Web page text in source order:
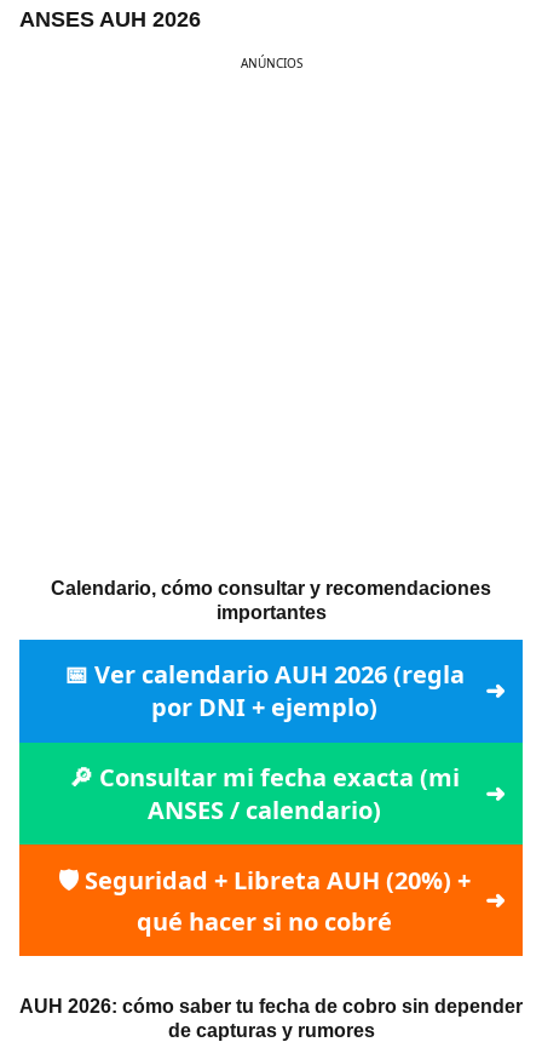
ANSES AUH 2026
ANÚNCIOS
Calendario, cómo consultar y recomendaciones
importantes
📅 Ver calendario AUH 2026 (regla
por DNI + ejemplo)
🔎 Consultar mi fecha exacta (mi
ANSES / calendario)
🛡️ Seguridad + Libreta AUH (20%) +
qué hacer si no cobré
AUH 2026: cómo saber tu fecha de cobro sin depender
de capturas y rumores